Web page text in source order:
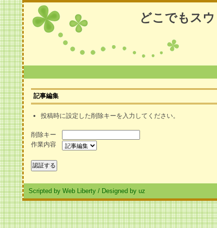
どこでもス
記事編集
投稿時に設定した削除キーを入力してください。
削除キー
作業内容
Scripted by Web Liberty / Designed by uz